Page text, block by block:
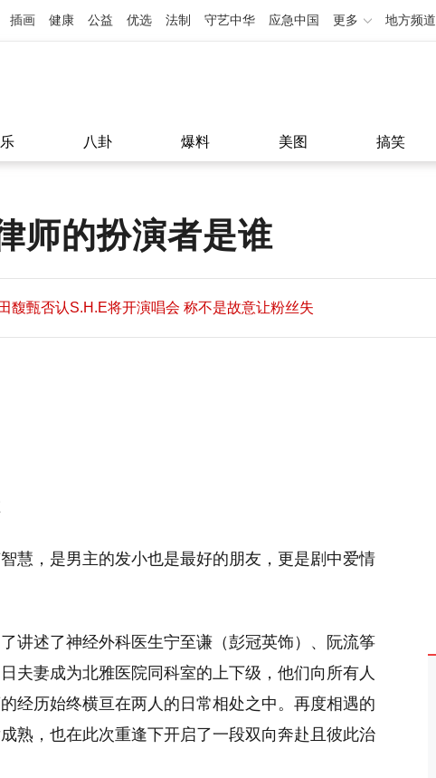
插画 健康 公益 优选 法制 守艺中华 应急中国 更多 地方频道
八卦 爆料 美图 搞笑
师的扮演者是谁
11:08
馥甄否认S.H.E将开演唱会 称不是故意让粉丝失
11:08
慧，是男主的发小也是最好的朋友，更是剧中爱情
讲述了神经外科医生宁至谦（彭冠英饰）、阮流筝
夫妻成为北雅医院同科室的上下级，他们向所有人
经历始终横亘在两人的日常相处之中。再度相遇的
熟，也在此次重逢下开启了一段双向奔赴且彼此治